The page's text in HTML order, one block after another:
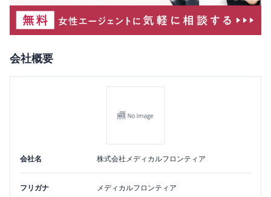
会社概要
会社名 株式会社メディカルフロンティア
フリガナ メディカルフロンティア